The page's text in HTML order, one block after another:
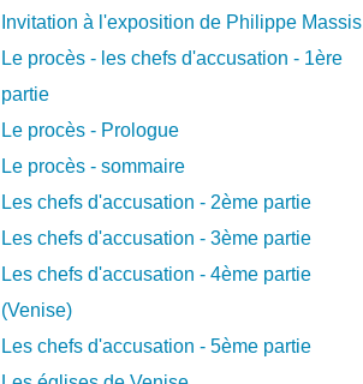
Invitation à l'exposition de Philippe Massis
Le procès - les chefs d'accusation - 1ère
partie
Le procès - Prologue
Le procès - sommaire
Les chefs d'accusation - 2ème partie
Les chefs d'accusation - 3ème partie
Les chefs d'accusation - 4ème partie
(Venise)
Les chefs d'accusation - 5ème partie